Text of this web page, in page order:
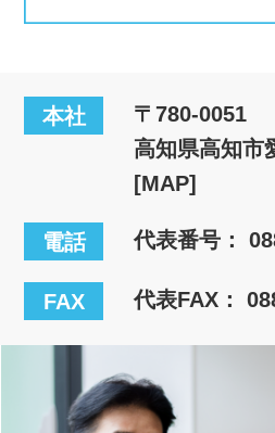
本社
〒780-0051
高知県高知市
[MAP]
電話 代表番号：
FAX 代表FAX：